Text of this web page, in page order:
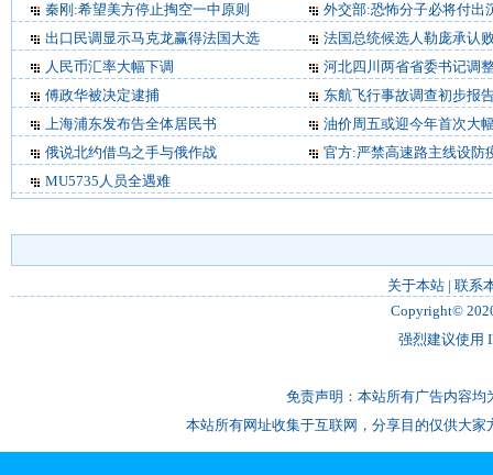
秦刚:希望美方停止掏空一中原则
外交部:恐怖分子必将付出
出口民调显示马克龙赢得法国大选
法国总统候选人勒庞承认
人民币汇率大幅下调
河北四川两省省委书记调
傅政华被决定逮捕
东航飞行事故调查初步报
上海浦东发布告全体居民书
油价周五或迎今年首次大
俄说北约借乌之手与俄作战
官方:严禁高速路主线设防
MU5735人员全遇难
关于本站 | 联系
Copyright©
强烈建议使用
免责声明：本站所有广告内容
本站所有网址收集于互联网，分享目的仅供大